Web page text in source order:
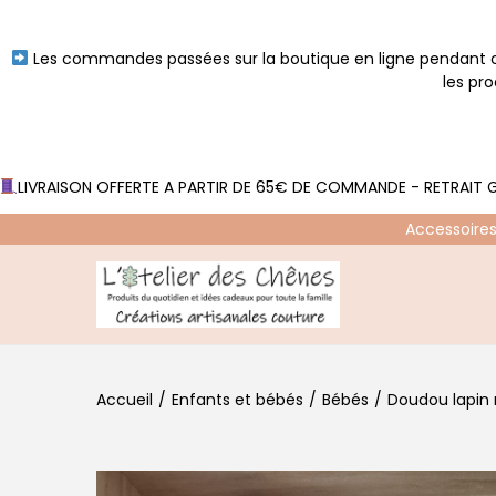
Les commandes passées sur la boutique en ligne
les
LIVRAISON OFFERTE A PARTIR DE 65€ DE COMMANDE - RETRAIT
s
s
Accueil / Enfants et bébés / Bébés / Doudou